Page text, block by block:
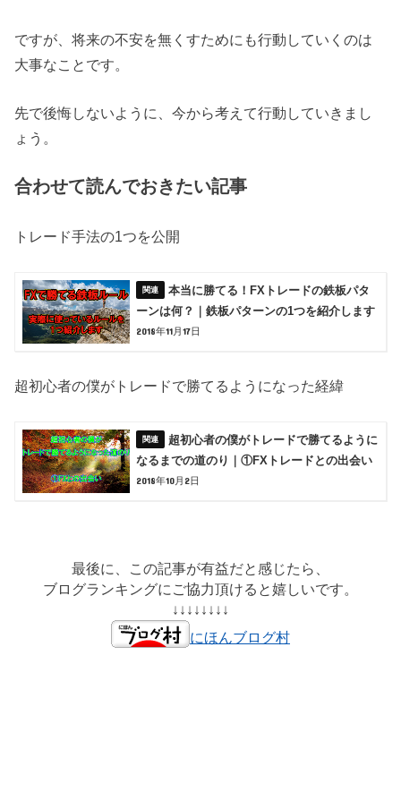
ですが、将来の不安を無くすためにも行動していくのは
大事なことです。
先で後悔しないように、今から考えて行動していきまし
ょう。
合わせて読んでおきたい記事
トレード手法の1つを公開
本当に勝てる！FXトレードの鉄板パタ
ーンは何？｜鉄板パターンの1つを紹介します
2018年11月17日
超初心者の僕がトレードで勝てるようになった経緯
超初心者の僕がトレードで勝てるように
なるまでの道のり｜①FXトレードとの出会い
2018年10月2日
最後に、この記事が有益だと感じたら、
ブログランキングにご協力頂けると嬉しいです。
↓↓↓↓↓↓↓↓
にほんブログ村